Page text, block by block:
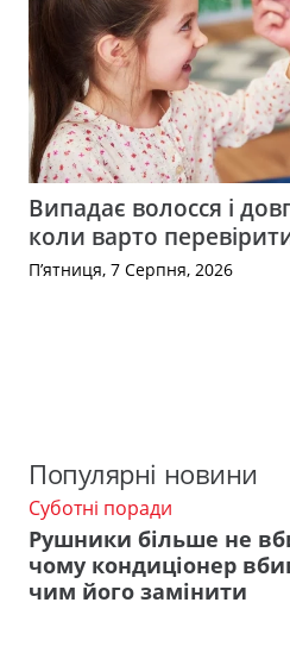
Випадає волосся і
коли варто
П’ятниця, 7 Серпня, 2026
Популярні новини
Суботні поради
Рушники більше не
чому кондиціонер
чим його замінити